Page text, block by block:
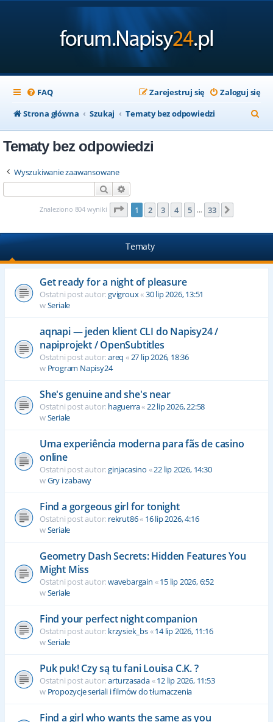
FAQ Zaloguj się
Zarejestruj się
Strona główna
Szukaj Tematy bez odpowiedzi
z
Tematy bez odpowiedzi
Wyszukiwanie zaawansowane
Szukaj
Znaleziono 804 wyniki Strona1 z33
1 2 3 4 5 … 33
Tematy
Get ready for a night of pleasure
Ostatni post autor:gvigroux«30 lip 2026, 13:51
wSeriale
aqnapi — jeden klient CLI do Napisy24 /
napiprojekt / OpenSubtitles
Ostatni post autor:areq « 27 lip 2026, 18:36
w Program Napisy24
She's genuine and she's near
Ostatni post autor: haguerra« 22 lip 2026, 22:58
wSeriale
Uma experiência moderna para fãs de casino
online
Ostatni post autor:ginjacasino «22 lip 2026, 14:30
wGry i zabawy
Find a gorgeous girl for tonight
Ostatni post autor: rekrut86« 16 lip 2026, 4:16
wSeriale
Geometry Dash Secrets: Hidden Features You
Might Miss
Ostatni post autor:wavebargain «15 lip 2026, 6:52
wSeriale
Find your perfect night companion
Ostatni post autor: krzysiek_bs«14 lip 2026, 11:16
wSeriale
Puk puk! Czy są tu fani Louisa C.K. ?
Ostatni post autor:arturzasada«12 lip 2026, 11:53
w Propozycje seriali i filmów do tłumaczenia
Find a girl who wants the same as you